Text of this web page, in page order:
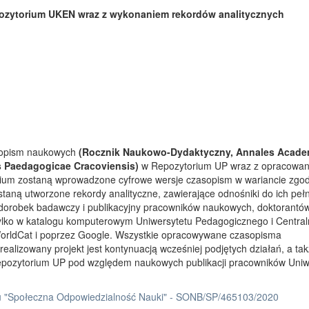
UKEN wraz z wykonaniem rekordów analitycznych
naukowych (Rocznik Naukowo-Dydaktyczny, Annales
Cracoviensis) w Repozytorium UP wraz z
zostaną wprowadzone cyfrowe wersje czasopism w wariancie
utworzone rekordy analityczne, zawierające odnośniki do ich
badawczy i publikacyjny pracowników naukowych,
w katalogu komputerowym Uniwersytetu Pedagogicznego i
i poprzez Google. Wszystkie opracowywane czasopisma
projekt jest kontynuacją wcześniej podjętych działań, a
UP pod względem naukowych publikacji pracowników
Odpowiedzialność Nauki" - SONB/SP/465103/2020